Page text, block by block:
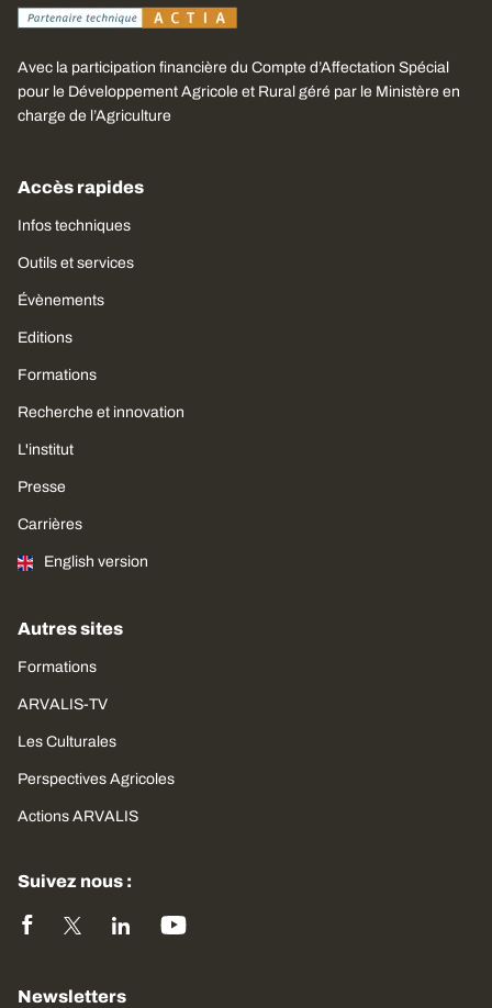
Avec la participation financière du Compte d’Affectation Spécial
pour le Développement Agricole et Rural géré par le Ministère en
charge de l’Agriculture
Accès rapides
Infos techniques
Outils et services
Évènements
Editions
Formations
Recherche et innovation
L'institut
Presse
Carrières
English version
Autres sites
Formations
ARVALIS-TV
Les Culturales
Perspectives Agricoles
Actions ARVALIS
Suivez nous :
Newsletters